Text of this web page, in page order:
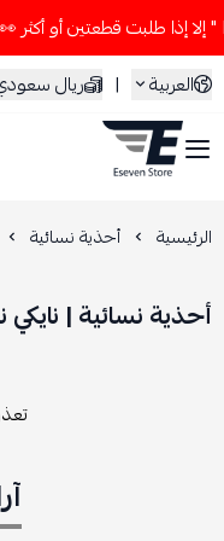
العربية
| ريال
ESEVEN STORE
الرئيسية أحذية نسائية
أحذية نسائية | نايكي